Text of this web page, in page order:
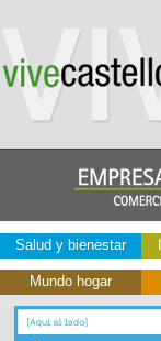
Salud y bienestar
Mundo hogar